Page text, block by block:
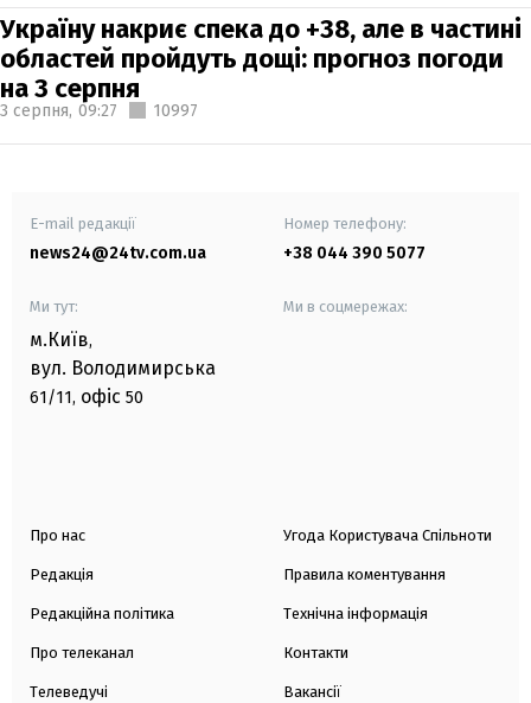
Україну накриє спека до +38, але в частині
областей пройдуть дощі: прогноз погоди
на 3 серпня
3 серпня, 09:27 10997
E-mail редакції
news24@24tv.com.ua
Номер телефону:
+38 044 390 5077
Ми тут:
м.Київ,
вул. Володимирська
61/11, офіс 50
Ми в соцмережах:
Про нас
Редакція
Редакційна політика
Про телеканал
Телеведучі
Угода Користувача Спільноти
Правила коментування
Технічна інформація
Контакти
Вакансії